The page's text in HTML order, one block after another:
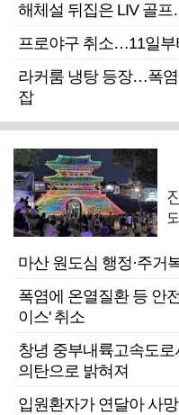
해체설 뒤집은 LIV 골프
프로야구 취소…11일부
라커룸 냉탕 등장…폭
잡
마산 원도심 행정·주거
폭염에 온열질환 등 안
이스' 취소
창녕 중부내륙고속도
의탄으로 밝혀져
입원환자가 연달아 사